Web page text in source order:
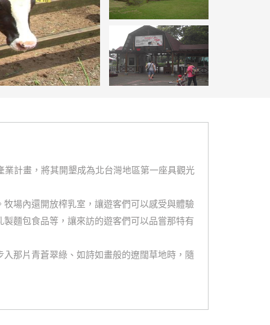
計畫，將其開墾成為北台灣地區第一座具觀光
場內還開放榨乳室，讓遊客們可以感受與體驗
麵包食品等，讓來訪的遊客們可以品嘗那特有
那片青蒼翠綠、如詩如畫般的遼闊草地時，隨